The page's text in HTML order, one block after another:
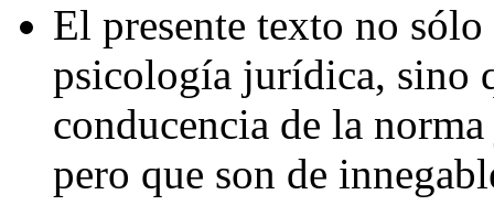
El presente texto no
psicología jurídica, sino
conducencia de la
pero que son de